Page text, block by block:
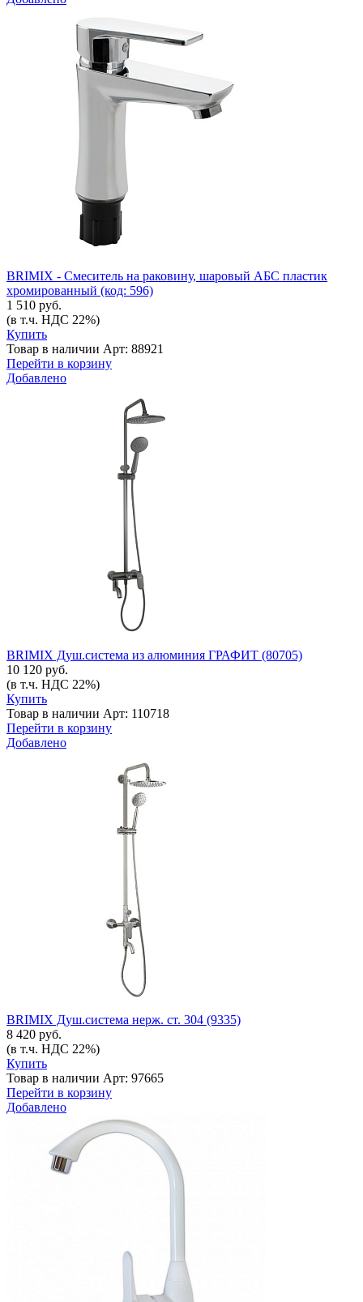
BRIMIX - Смеситель на раковину, шаровый АБС пластик
хромированный (код: 596)
1 510 руб.
(в т.ч. НДС 22%)
Купить
Товар в наличии Арт: 88921
Перейти в корзину
Добавлено
BRIMIX Душ.система из алюминия ГРАФИТ (80705)
10 120 руб.
(в т.ч. НДС 22%)
Купить
Товар в наличии Арт: 110718
Перейти в корзину
Добавлено
BRIMIX Душ.система нерж. ст. 304 (9335)
8 420 руб.
(в т.ч. НДС 22%)
Купить
Товар в наличии Арт: 97665
Перейти в корзину
Добавлено